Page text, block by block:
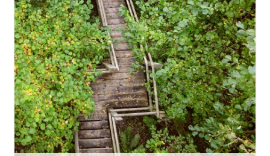
slitere@daba.gov.lv
+371 67800389
Eik su